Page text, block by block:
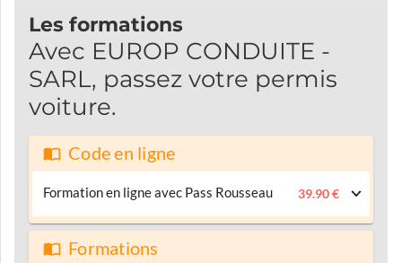
Les formations
Avec EUROP CONDUITE -
SARL, passez votre permis
voiture.
Code en ligne
Formation en ligne avec Pass Rousseau 39.90 €
Formations